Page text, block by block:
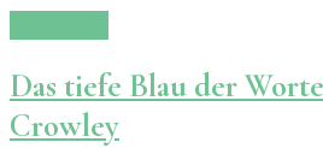
Das tiefe Blau der
Crowley